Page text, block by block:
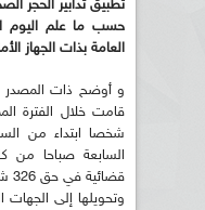
حسب ما علم اليوم
العامة بذات الجهاز
و أوضح ذات المصدر
شخصا ابتداء من
السابعة صباحا من
وتحويلها إلى